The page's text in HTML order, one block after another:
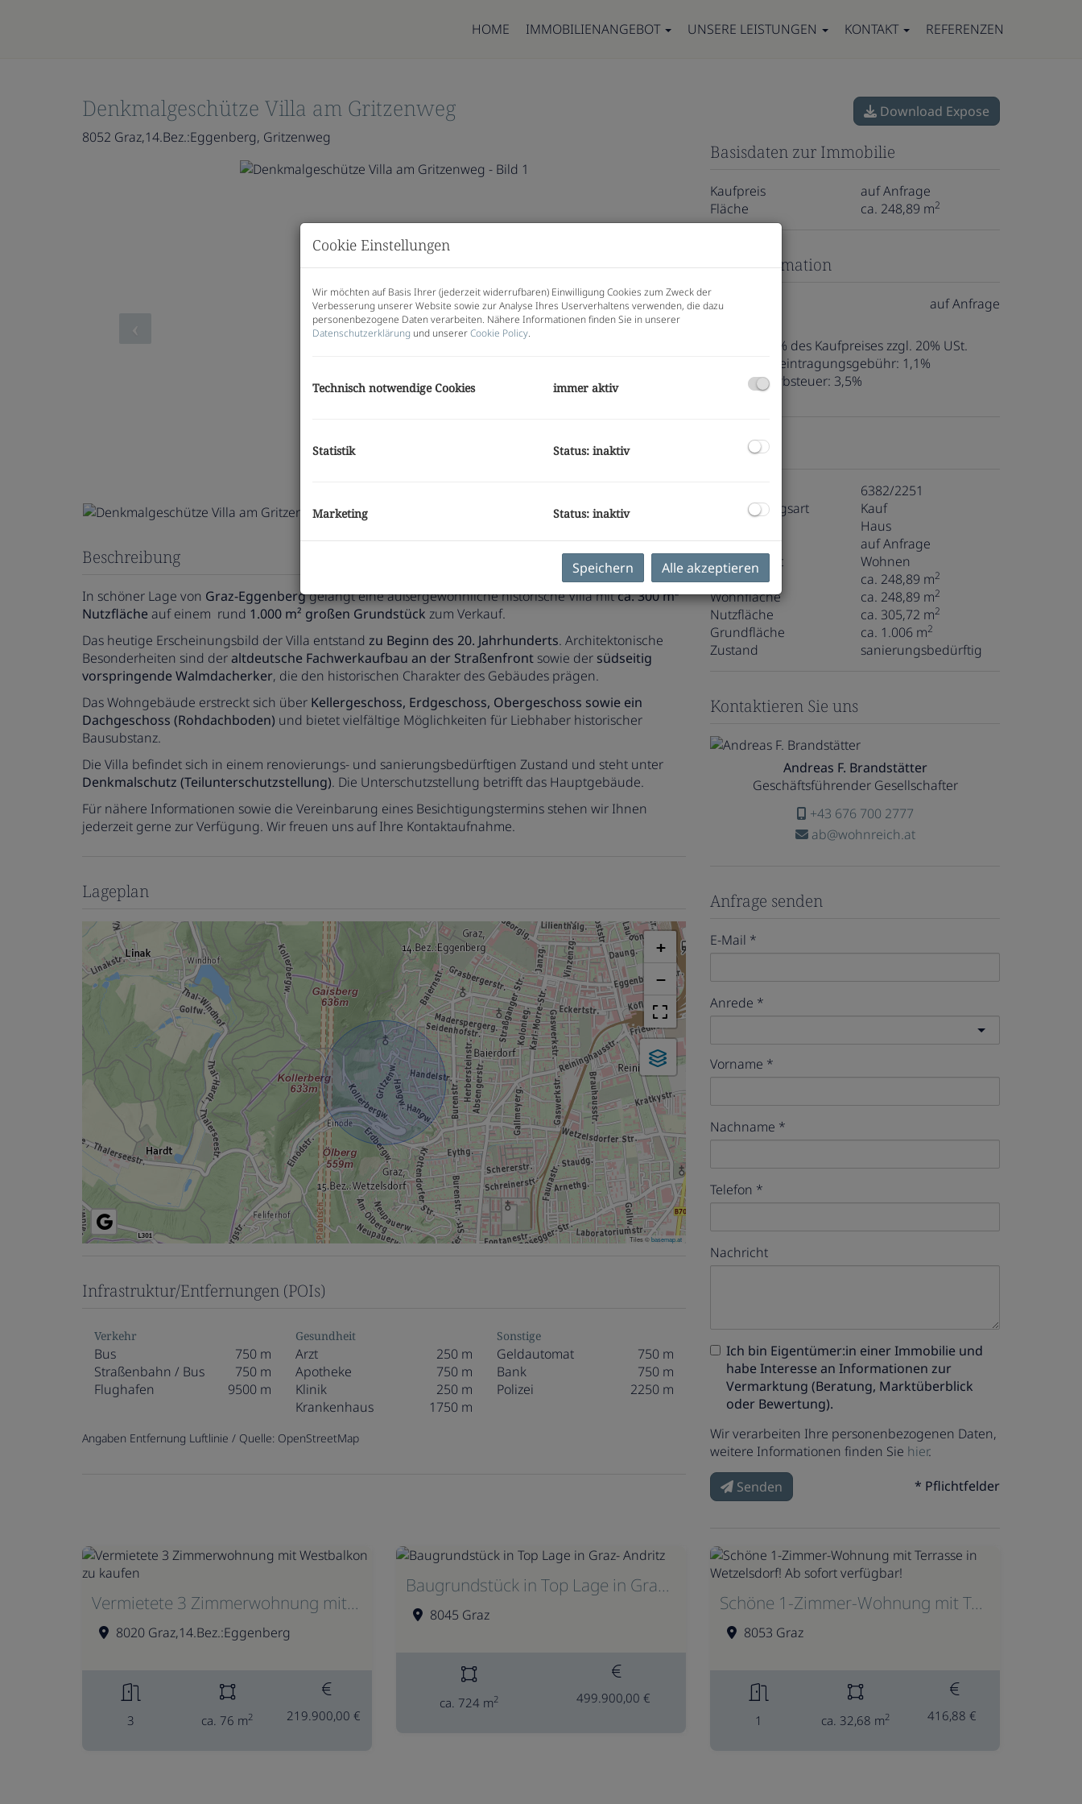
HOME IMMOBILIENANGEBOT UNSERE LEISTUNGEN KONTAKT REFERENZEN
Denkmalgeschütze Villa am Gritzenweg
8052 Graz,14.Bez.:Eggenberg, Gritzenweg
Beschreibung
In schöner Lage von Graz-Eggenberggelangt eine außergewöhnliche historische Villa mitca. 300 m²
Nutzfläche auf einem rund 1.000 m² großen Grundstück zum Verkauf.
Das heutige Erscheinungsbild der Villa entstand zu Beginn des 20. Jahrhunderts. Architektonische
Besonderheiten sind deraltdeutsche Fachwerkaufbau an der Straßenfront sowie der südseitig
vorspringende Walmdacherker, die den historischen Charakter des Gebäudes prägen.
Das Wohngebäude erstreckt sich über Kellergeschoss, Erdgeschoss, Obergeschoss sowie ein
Dachgeschoss (Rohdachboden) und bietet vielfältige Möglichkeiten für Liebhaber historischer
Bausubstanz.
Die Villa befindet sich in einem renovierungs- und sanierungsbedürftigen Zustand und steht unter
Denkmalschutz (Teilunterschutzstellung). Die Unterschutzstellung betrifft das Hauptgebäude.
Für nähere Informationen sowie die Vereinbarung eines Besichtigungstermins stehen wir Ihnen
jederzeit gerne zur Verfügung. Wir freuen uns auf Ihre Kontaktaufnahme.
Lageplan
+
−
Tiles ©basemap.at
Infrastruktur/Entfernungen (POIs)
Verkehr
Bus
750 m
Straßenbahn / Bus
750 m
Flughafen
9500 m
Gesundheit
Arzt
250 m
Apotheke
750 m
Klinik
250 m
Krankenhaus
1750 m
Sonstige
Geldautomat
750 m
Bank
750 m
Polizei
2250 m
Angaben Entfernung Luftlinie / Quelle: OpenStreetMap
Download Expose
Basisdaten zur Immobilie
Kaufpreis
auf Anfrage
Fläche
ca. 248,89 m2
Preisinformation
Kaufpreis: auf Anfrage
3% des Kaufpreises zzgl. 20% USt.
Grundbucheintragungsgebühr: 1,1%
Grunderwerbsteuer: 3,5%
Eckdaten
6382/2251
Vermarktungsart
Kauf
Haus
Kaufpreis
auf Anfrage
Nutzungsart
Wohnen
Fläche
ca. 248,89 m2
Wohnfläche ca. 248,89 m2
Nutzfläche ca. 305,72 m2
Grundfläche ca. 1.006 m2
Zustand sanierungsbedürftig
Kontaktieren Sie uns
Andreas F. Brandstätter
Geschäftsführender Gesellschafter
+43 676 700 2777
ab@wohnreich.at
Anfrage senden
E-Mail
Anrede
Vorname
Nachname
Telefon
Nachricht
Ich bin Eigentümer:in einer Immobilie und
habe Interesse an Informationen zur
Vermarktung (Beratung, Marktüberblick
oder Bewertung).
Wir verarbeiten Ihre personenbezogenen Daten,
weitere Informationen finden Sie hier.
Senden
* Pflichtfelder
Vermietete 3 Zimmerwohnung mit Westbalkon zu kaufen
8020 Graz,14.Bez.:Eggenberg
3 ca. 76 m2 219.900,00 €
Baugrundstück in Top Lage in Graz- Andritz
8045 Graz
ca. 724 m2 499.900,00 €
Schöne 1-Zimmer-Wohnung mit Terrasse in Wetzelsdorf! Ab sofort verfügbar!
8053 Graz
1 ca. 32,68 m2 416,88 €
Cookie Einstellungen
Wir möchten auf Basis Ihrer (jederzeit widerrufbaren) Einwilligung Cookies zum Zweck der
Verbesserung unserer Website sowie zur Analyse Ihres Userverhaltens verwenden, die dazu
personenbezogene Daten verarbeiten. Nähere Informationen finden Sie in unserer
Datenschutzerklärung und unsererCookie Policy.
Technisch notwendige Cookies immer aktiv
Statistik Status: inaktiv
Marketing Status: inaktiv
Speichern Alle akzeptieren